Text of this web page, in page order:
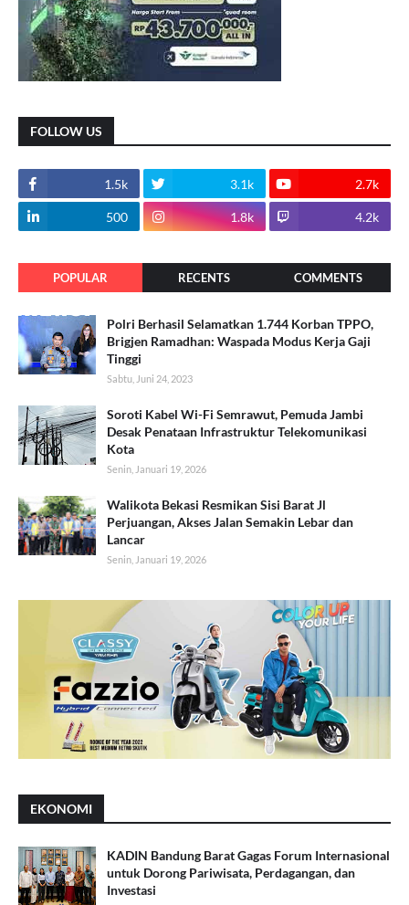
FOLLOW US
1.5k 3.1k 2.7k
500 1.8k 4.2k
POPULAR RECENTS COMMENTS
Polri Berhasil Selamatkan 1.744 Korban TPPO,
Brigjen Ramadhan: Waspada Modus Kerja Gaji
Tinggi
Sabtu, Juni 24, 2023
Soroti Kabel Wi-Fi Semrawut, Pemuda Jambi
Desak Penataan Infrastruktur Telekomunikasi
Kota
Senin, Januari 19, 2026
Walikota Bekasi Resmikan Sisi Barat Jl
Perjuangan, Akses Jalan Semakin Lebar dan
Lancar
Senin, Januari 19, 2026
EKONOMI
KADIN Bandung Barat Gagas Forum Internasional
untuk Dorong Pariwisata, Perdagangan, dan
Investasi